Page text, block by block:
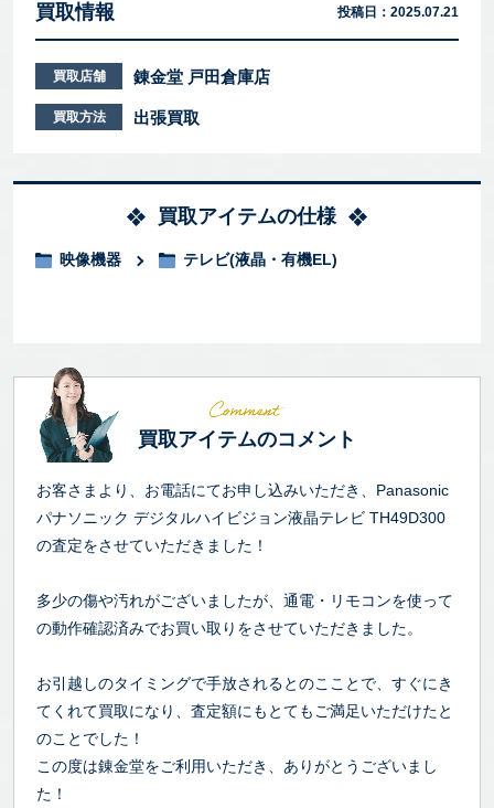
買取情報 投稿日： 2025.07.21
買取店舗 錬金堂 戸田倉庫店
買取方法 出張買取
買取アイテムの仕様
映像機器 テレビ(液晶・有機EL)
買取アイテムのコメント
お客さまより、お電話にてお申し込みいただき、Panasonic
パナソニック デジタルハイビジョン液晶テレビ TH49D300
の査定をさせていただきました！
多少の傷や汚れがございましたが、通電・リモコンを使って
の動作確認済みでお買い取りをさせていただきました。
お引越しのタイミングで手放されるとのこことで、すぐにき
てくれて買取になり、査定額にもとてもご満足いただけたと
のことでした！
この度は錬金堂をご利用いただき、ありがとうございまし
た！